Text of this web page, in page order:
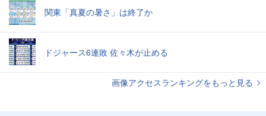
関東「真夏の暑さ」は終了か
ドジャース6連敗 佐々木が止める
画像アクセスランキングをもっと見る